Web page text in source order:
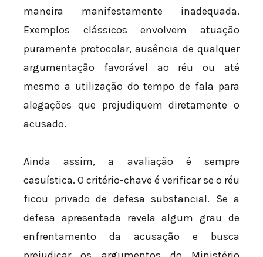
maneira manifestamente inadequada.
Exemplos clássicos envolvem atuação
puramente protocolar, ausência de qualquer
argumentação favorável ao réu ou até
mesmo a utilização do tempo de fala para
alegações que prejudiquem diretamente o
acusado.
Ainda assim, a avaliação é sempre
casuística. O critério-chave é verificar se o réu
ficou privado de defesa substancial. Se a
defesa apresentada revela algum grau de
enfrentamento da acusação e busca